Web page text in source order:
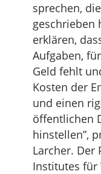
sprechen,
geschrieben
erklären,
Aufgaben,
Geld fehlt
Kosten der
und einen
öffentlichen
hinstellen”,
Larcher. Der
Institutes für